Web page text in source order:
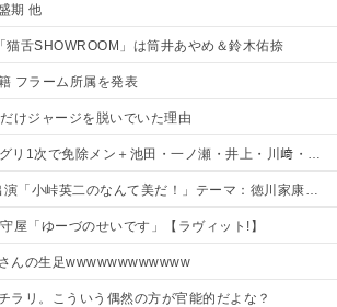
期 他
舌SHOWROOM」は筒井あやめ＆鈴木佑捺
フラーム所属を発表
けジャージを脱いでいた理由
で免除メン＋池田・一ノ瀬・井上・川﨑・菅原・中西が全完売
二のなんて美だ！」テーマ：徳川家康【2025.8.5 24:00〜 TOKYO MX】
屋「ゆーづのせいです」【ラヴィット!】
んの生足wwwwwwwwwwww
ラリ。こういう偶然の方が官能的だよな？